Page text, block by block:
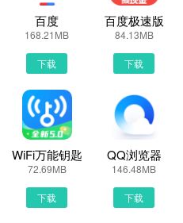
下载也是可以的，下面就为大家
7.4.0716.742
第一步：
首先，我们手机里要有一个浏览
然可以用手机都是自带网页浏览
最新加速器
第二步：
打开UC浏览器或者自带浏览器，
器下载安装或者最新加速器APP
搜索结果罗列出来，里面都是有
百度
168.21MB
下载
百度极速版
84.13MB
下载
WiFi万能钥匙
72.69MB
下载
QQ浏览器
146.48MB
下载